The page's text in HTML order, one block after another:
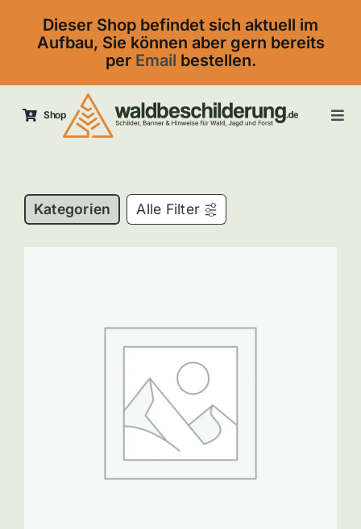
content
Dieser Shop befindet sich aktuell im
Aufbau, Sie können aber gern bereits
per Email bestellen.
Shop
Kontakt
Kategorien Alle Filter